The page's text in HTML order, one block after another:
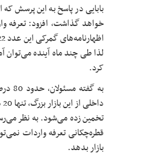
بابایی در پاسخ به این پرسش
لذا طی چند ماه آینده می‌توان
کرد.
به
تخمین زده می‌شود. به نظر
قطره‌چکانی تعرفه واردات
بازار بدهد.